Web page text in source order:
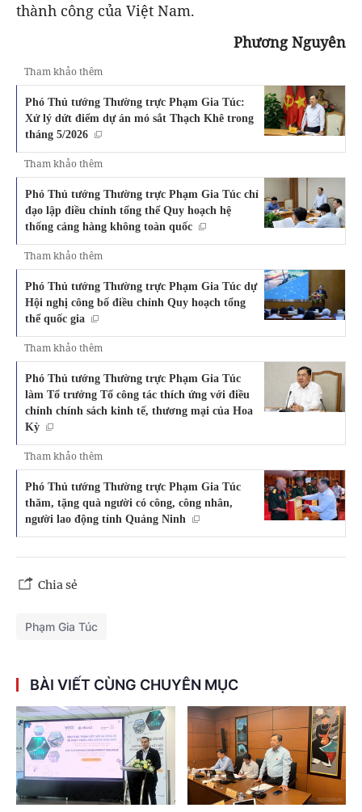
thành công của Việt Nam.
Phương Nguyên
Tham khảo thêm
Phó Thủ tướng Thường trực Phạm Gia Túc:
Xử lý dứt điểm dự án mỏ sắt Thạch Khê trong
tháng 5/2026
Tham khảo thêm
Phó Thủ tướng Thường trực Phạm Gia Túc chỉ
đạo lập điều chỉnh tổng thể Quy hoạch hệ
thống cảng hàng không toàn quốc
Tham khảo thêm
Phó Thủ tướng Thường trực Phạm Gia Túc dự
Hội nghị công bố điều chỉnh Quy hoạch tổng
thể quốc gia
Tham khảo thêm
Phó Thủ tướng Thường trực Phạm Gia Túc
làm Tổ trưởng Tổ công tác thích ứng với điều
chỉnh chính sách kinh tế, thương mại của Hoa
Kỳ
Tham khảo thêm
Phó Thủ tướng Thường trực Phạm Gia Túc
thăm, tặng quà người có công, công nhân,
người lao động tỉnh Quảng Ninh
Chia sẻ
Phạm Gia Túc
BÀI VIẾT CÙNG CHUYÊN MỤC